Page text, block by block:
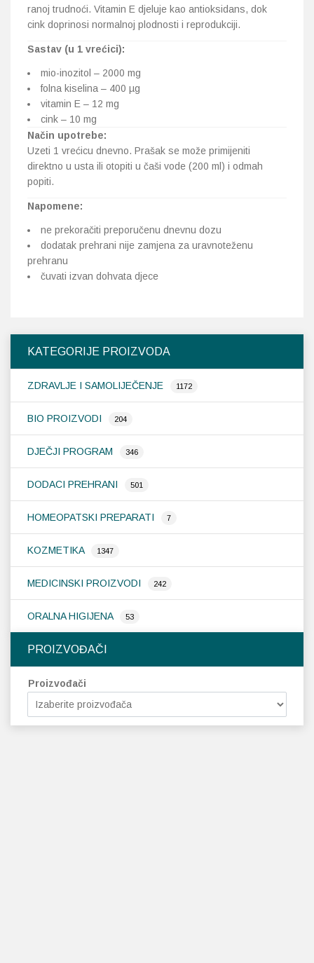
KATEGORIJE PROIZVODA
ZDRAVLJE I SAMOLIJEČENJE 1172
BIO PROIZVODI 204
DJEČJI PROGRAM 346
DODACI PREHRANI 501
HOMEOPATSKI PREPARATI 7
KOZMETIKA 1347
MEDICINSKI PROIZVODI 242
ORALNA HIGIJENA 53
PROIZVOĐAČI
Proizvođači
ranoj trudnoći. Vitamin E djeluje kao antioksidans, dok
cink doprinosi normalnoj plodnosti i reprodukciji.
Sastav (u 1 vrećici):
mio-inozitol – 2000 mg
folna kiselina – 400 µg
vitamin E – 12 mg
cink – 10 mg
Način upotrebe:
Uzeti 1 vrećicu dnevno. Prašak se može primijeniti
direktno u usta ili otopiti u čaši vode (200 ml) i odmah
popiti.
Napomene:
ne prekoračiti preporučenu dnevnu dozu
dodatak prehrani nije zamjena za uravnoteženu
prehranu
čuvati izvan dohvata djece